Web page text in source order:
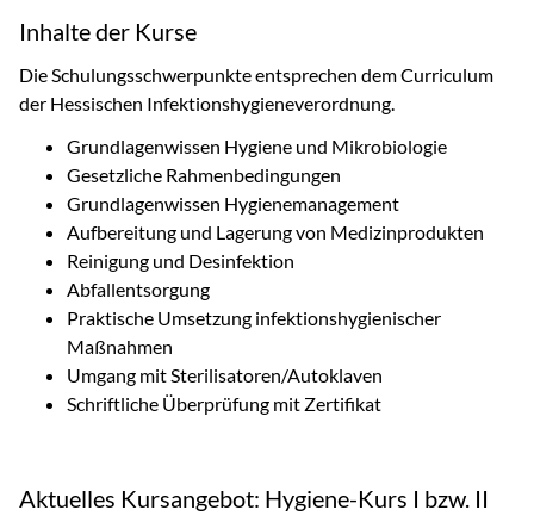
Inhalte der Kurse
Die Schulungsschwerpunkte entsprechen dem Curriculum
der Hessischen Infektionshygieneverordnung.
Grundlagenwissen Hygiene und Mikrobiologie
Gesetzliche Rahmenbedingungen
Grundlagenwissen Hygienemanagement
Aufbereitung und Lagerung von Medizinprodukten
Reinigung und Desinfektion
Abfallentsorgung
Praktische Umsetzung infektionshygienischer
Maßnahmen
Umgang mit Sterilisatoren/Autoklaven
Schriftliche Überprüfung mit Zertifikat
Aktuelles Kursangebot: Hygiene-Kurs I bzw. II